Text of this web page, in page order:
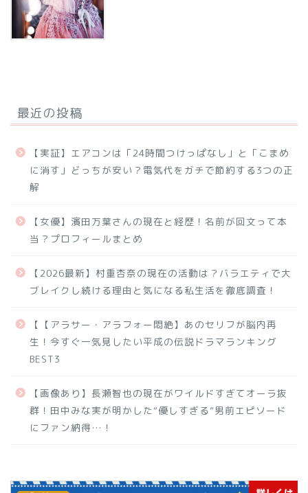
最近の投稿
【実証】エアコンは「24時間つけっぱなし」と「こまめ
に消す」どっちが安い？電気代をガチで節約する3つの正
解
【女優】濱田万葉さんの現在と経歴！名前が回文って本
当？プロフィールまとめ
【2026最新】村重杏奈の現在の活動は？バラエティで大
ブレイクし続ける理由と気になる私生活を徹底調査！
【【アラサー・アラフォー悶絶】あのセリフが脳内再
生！今すぐ一気見したい平成の伝説ドラマランキング
BEST3
【画像あり】長瀬智也の現在がワイルドすぎてオーラ抜
群！田中みな実が明かした“優しすぎる”男前エピソード
にファン納得…！